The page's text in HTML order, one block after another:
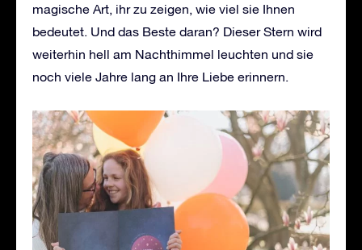
magische Art, ihr zu zeigen, wie viel sie Ihnen
bedeutet. Und das Beste daran? Dieser Stern wird
weiterhin hell am Nachthimmel leuchten und sie
noch viele Jahre lang an Ihre Liebe erinnern.